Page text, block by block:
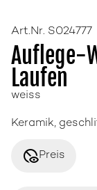
Art.Nr. S024777
Auflege-
Laufen
weiss
Keramik,
disabled_visiblePreis